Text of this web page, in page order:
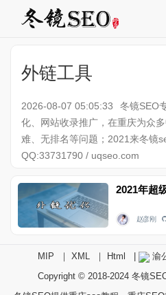
外链工具
2026-08-07 05:05:33
冬镜SEO
化、网站收录推广，在重庆为众
难、无排名等问题；2021来冬镜
QQ:33731790 / uqseo.com
赵彦刚
MIP ｜ XML ｜ Html
渝
Copyright © 2018-2024 冬镜